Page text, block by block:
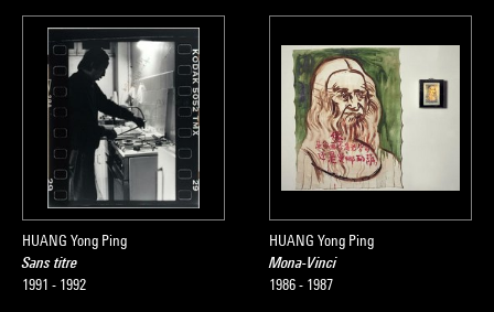
HUANG Yong Ping
Sans titre
1991 - 1992
HUANG Yong Ping
Mona-Vinci
1986 - 1987